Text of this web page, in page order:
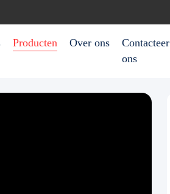
Producten Over ons
Contacteer
ons